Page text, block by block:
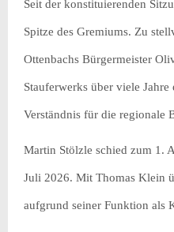
Seit der konstituierenden
Spitze des Gremiums. Zu
Ottenbachs Bürgermeister
Stauferwerks über viele
Verständnis für die regionale
Martin Stölzle schied zum 1.
Juli 2026. Mit Thomas Klein
aufgrund seiner Funktion als